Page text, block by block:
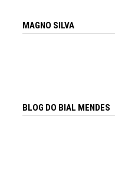
MAGNO SILVA
BLOG DO BIAL MENDES